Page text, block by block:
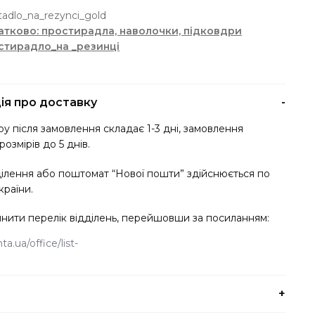
Gold
кількість
простирадла, наволочки, підковдри
_резинці
про доставку
після замовлення складає 1-3 дні, замовлення
до 5 днів.
або поштомат “Нової пошти” здійснюється по
перелік відділень, перейшовши за посиланням:
office/list